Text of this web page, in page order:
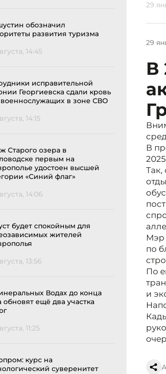
обозначил
развития туризма
14:45
исправительной
Георгиевска сдали кровь
в зоне СВО
14:15
Старого озера в
первым на
удостоен высшей
«Синий флаг»
14:06
будет спокойным для
жителей
13:56
Водах до конца
обновят ещё два участка
11:25
курс на
суверенитет
29
29
В
В
Так,
Мэр
по
По
и